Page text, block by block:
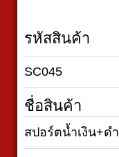
รหัสสินค้า
SC045
ชื่อสินค้า
สปอร์ตน้ำเงิน+ดำ